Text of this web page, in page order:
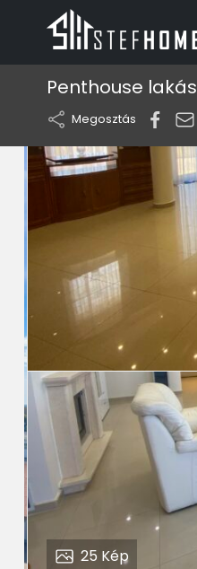
Penthouse lakás
Megosztás
25 Kép